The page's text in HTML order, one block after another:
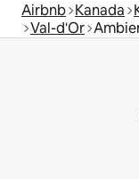
Airbnb Kanada
Val-d'Or